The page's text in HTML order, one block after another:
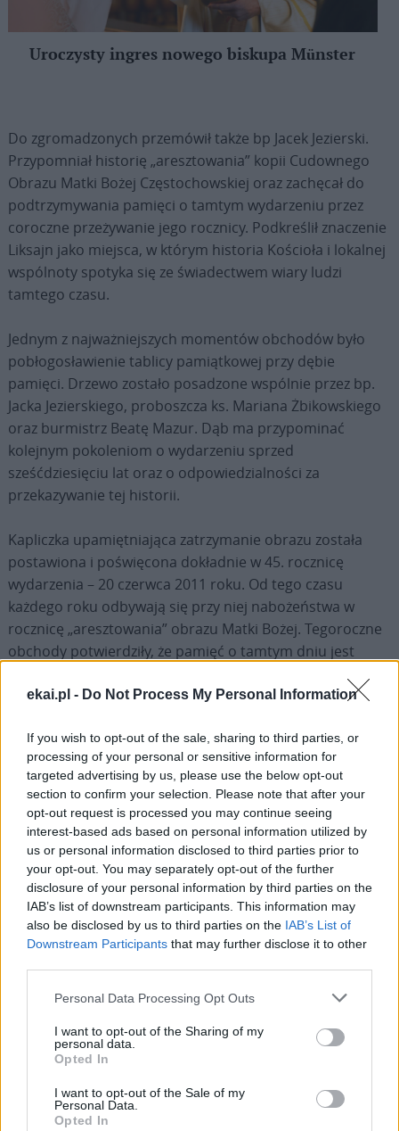
ekai.pl - Do Not Process My Personal Information
If you wish to opt-out of the sale, sharing to third parties, or
processing of your personal or sensitive information for
targeted advertising by us, please use the below opt-out
section to confirm your selection. Please note that after your
opt-out request is processed you may continue seeing
interest-based ads based on personal information utilized by
us or personal information disclosed to third parties prior to
your opt-out. You may separately opt-out of the further
disclosure of your personal information by third parties on the
IAB’s list of downstream participants. This information may
also be disclosed by us to third parties on the IAB’s List of
Downstream Participants that may further disclose it to other
Personal Data Processing Opt Outs
I want to opt-out of the Sharing of my
personal data.
Opted In
I want to opt-out of the Sale of my
Personal Data.
Opted In
Uroczysty ingres nowego biskupa Münster
Do zgromadzonych przemówił także bp Jacek Jezierski.
Przypomniał historię „aresztowania” kopii Cudownego
Obrazu Matki Bożej Częstochowskiej oraz zachęcał do
podtrzymywania pamięci o tamtym wydarzeniu przez
coroczne przeżywanie jego rocznicy. Podkreślił znaczenie
Liksajn jako miejsca, w którym historia Kościoła i lokalnej
wspólnoty spotyka się ze świadectwem wiary ludzi
tamtego czasu.
Jednym z najważniejszych momentów obchodów było
pobłogosławienie tablicy pamiątkowej przy dębie
pamięci. Drzewo zostało posadzone wspólnie przez bp.
Jacka Jezierskiego, proboszcza ks. Mariana Żbikowskiego
oraz burmistrz Beatę Mazur. Dąb ma przypominać
kolejnym pokoleniom o wydarzeniu sprzed
sześćdziesięciu lat oraz o odpowiedzialności za
przekazywanie tej historii.
Kapliczka upamiętniająca zatrzymanie obrazu została
postawiona i poświęcona dokładnie w 45. rocznicę
wydarzenia – 20 czerwca 2011 roku. Od tego czasu
każdego roku odbywają się przy niej nabożeństwa w
rocznicę „aresztowania” obrazu Matki Bożej. Tegoroczne
obchody potwierdziły, że pamięć o tamtym dniu jest
siły komunistycznego państwa. Z perspektywy czasu
stało się jednak świadectwem bezradności systemu
wobec wiary ludzi. Dlatego Liksajny pozostają miejscem
szczególnym miejscem modlitwy, wdzięczności i pamięci,
w którym historiaKościoła, Polski i lokalnej wspólnoty
łączy się w jednym znaku.
Drogi Czytelniku,
cieszymy się, że odwiedzasz nasz portal. Jesteśmy
Każdego dnia publikujemy najważniejsze
informacje z życia Kościoła w Polsce i na świecie.
Jednak bez Twojej pomocy sprostanie temu
zadaniu będzie coraz trudniejsze.